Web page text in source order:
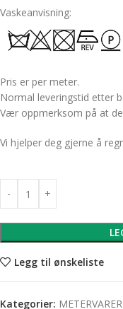
Vaskeanvisning:
Pris er per meter.
Normal leveringstid etter
Vær oppmerksom på at
Vi hjelper deg gjerne å
Legg til ønskeliste
Kategorier: METERVARER